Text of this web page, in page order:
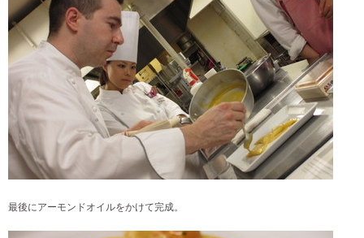
最後にアーモンドオイルをかけて完成。